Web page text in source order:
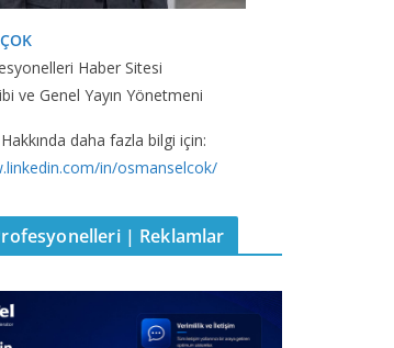
Haber Sitesi
ve Genel Yayın Yönetmeni
daha fazla bilgi için:
in/osmanselcok/
| Reklamlar